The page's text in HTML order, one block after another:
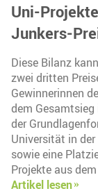
Uni-
Junkers-
Diese Bilanz
zwei dritten
Gewinnerinnen
dem
der
Universität in
sowie eine
Projekte aus
Artikel lesen